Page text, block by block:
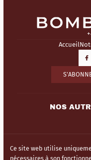
Accueil
NOS
©
Ce site web utilise
nécessaires à son